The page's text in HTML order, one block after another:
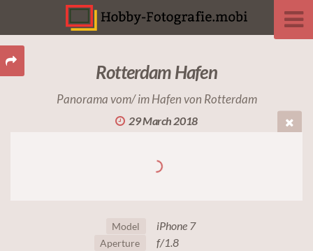
Rotterdam Hafen
Panorama vom/ im Hafen von Rotterdam
29 March 2018
Model iPhone 7
Aperture f/1.8